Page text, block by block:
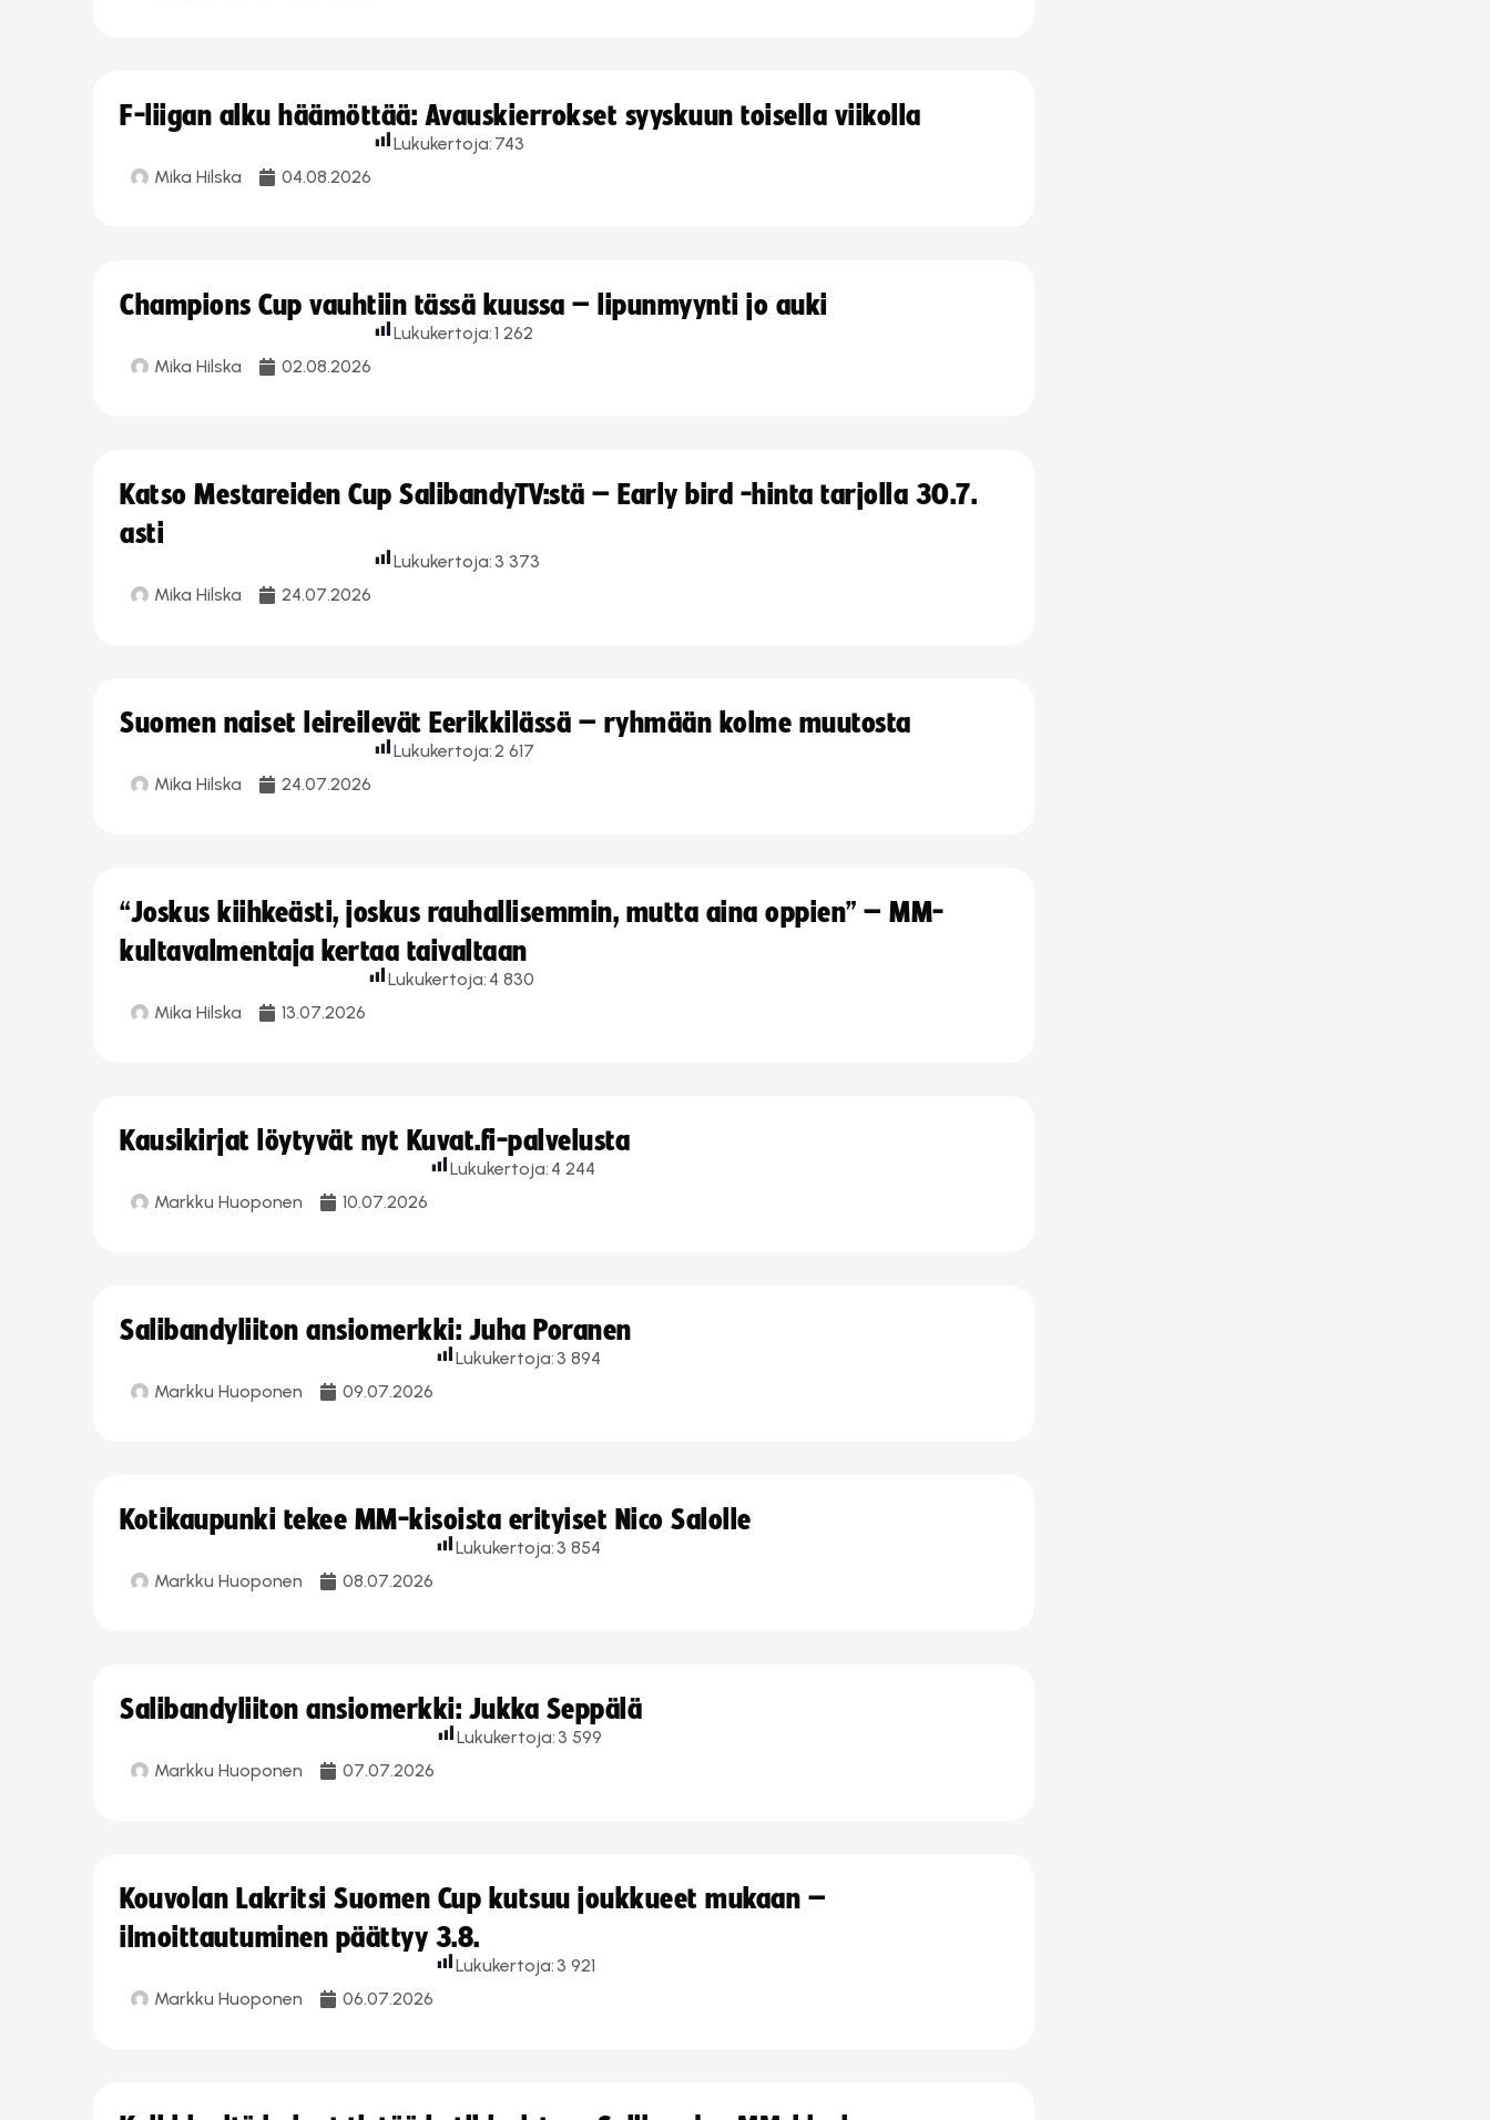
F-liigan alku häämöttää: Avauskierrokset syyskuun toisella viikolla
Mika Hilska 04.08.2026
Lukukertoja: 743
Champions Cup vauhtiin tässä kuussa – lipunmyynti jo auki
Mika Hilska 02.08.2026
Lukukertoja:1 262
Katso Mestareiden Cup SalibandyTV:stä – Early bird -hinta tarjolla 30.7.
asti
Mika Hilska 24.07.2026
Lukukertoja: 3 373
Suomen naiset leireilevät Eerikkilässä – ryhmään kolme muutosta
Mika Hilska 24.07.2026
Lukukertoja:2 617
“Joskus kiihkeästi, joskus rauhallisemmin, mutta aina oppien” – MM-
kultavalmentaja kertaa taivaltaan
Mika Hilska 13.07.2026
Lukukertoja: 4 830
Kausikirjat löytyvät nyt Kuvat.fi-palvelusta
Markku Huoponen 10.07.2026
Lukukertoja: 4 244
Salibandyliiton ansiomerkki: Juha Poranen
Markku Huoponen 09.07.2026
Lukukertoja: 3 894
Kotikaupunki tekee MM-kisoista erityiset Nico Salolle
Markku Huoponen 08.07.2026
Lukukertoja: 3 854
Salibandyliiton ansiomerkki: Jukka Seppälä
Markku Huoponen 07.07.2026
Lukukertoja: 3 599
Kouvolan Lakritsi Suomen Cup kutsuu joukkueet mukaan –
ilmoittautuminen päättyy 3.8.
Markku Huoponen 06.07.2026
Lukukertoja: 3 921